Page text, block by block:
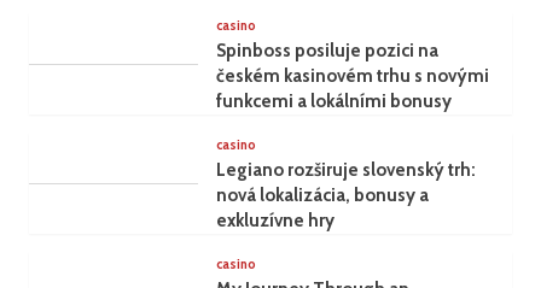
casino
Spinboss posiluje pozici na
českém kasinovém trhu s novými
funkcemi a lokálními bonusy
casino
Legiano rozširuje slovenský trh:
nová lokalizácia, bonusy a
exkluzívne hry
casino